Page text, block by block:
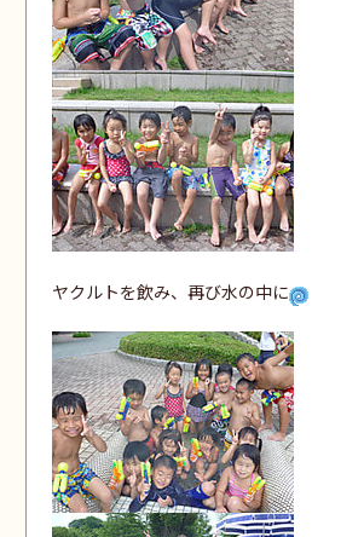
ヤクルトを飲み、再び水の中に